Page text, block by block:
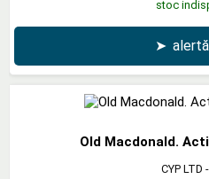
stoc
➤
Old Macdonald.
CYP LTD